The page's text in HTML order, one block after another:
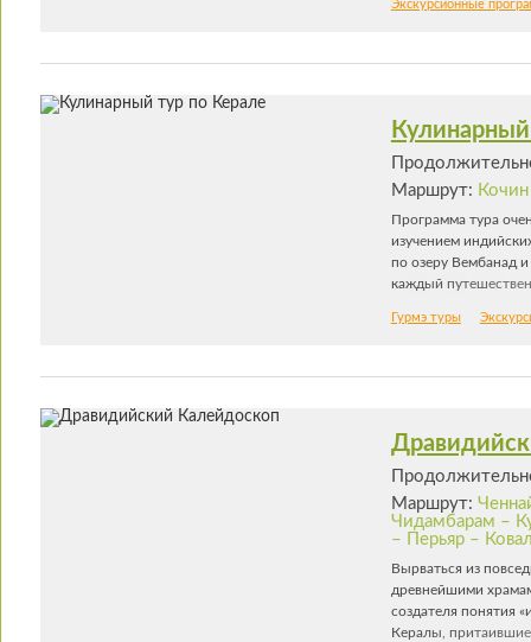
тексты и
который теперь
Бенгалии –
Колкату.
Экскурсионные
Маршрут:
Программа тура
изучением
по озеру Вембанад
каждый
сосредоточена
искусственных
Гурмэ туры
Маршрут:
Чидамбарам –
– Перьяр –
Вырваться из
древнейшими
создателя понятия
Кералы,